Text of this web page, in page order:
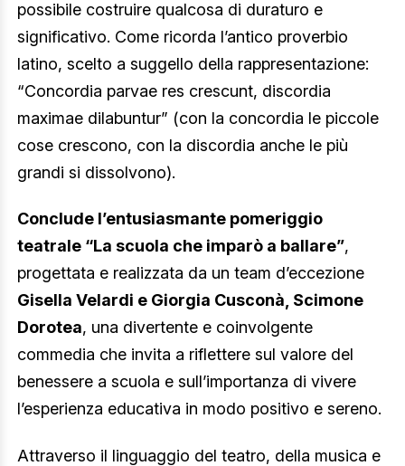
possibile costruire qualcosa di duraturo e
significativo. Come ricorda l’antico proverbio
latino, scelto a suggello della rappresentazione:
“Concordia parvae res crescunt, discordia
maximae dilabuntur” (con la concordia le piccole
cose crescono, con la discordia anche le più
grandi si dissolvono).
Conclude l’entusiasmante pomeriggio
teatrale “La scuola che imparò a ballare”,
progettata e realizzata da un team d’eccezione
Gisella Velardi e Giorgia Cusconà, Scimone
Dorotea, una divertente e coinvolgente
commedia che invita a riflettere sul valore del
benessere a scuola e sull’importanza di vivere
l’esperienza educativa in modo positivo e sereno.
Attraverso il linguaggio del teatro, della musica e